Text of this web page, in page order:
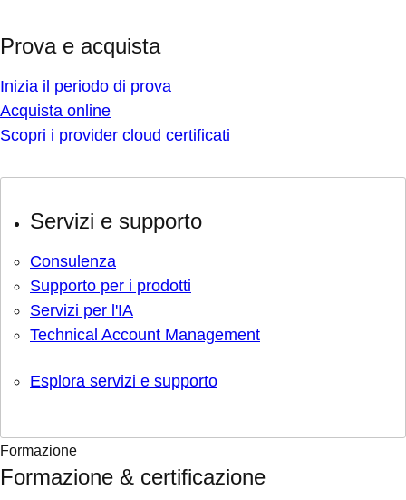
Prova e acquista
Inizia il periodo di prova
Acquista online
Scopri i provider cloud certificati
Servizi e supporto
Consulenza
Supporto per i prodotti
Servizi per l'IA
Technical Account Management
Esplora servizi e supporto
Formazione
Formazione & certificazione